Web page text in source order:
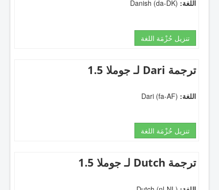
اللغة:
تنزيل حُزْمَة اللغة
ترجمة Dari لـ جوملا 1.5
اللغة:
تنزيل حُزْمَة اللغة
ترجمة Dutch لـ جوملا 1.5